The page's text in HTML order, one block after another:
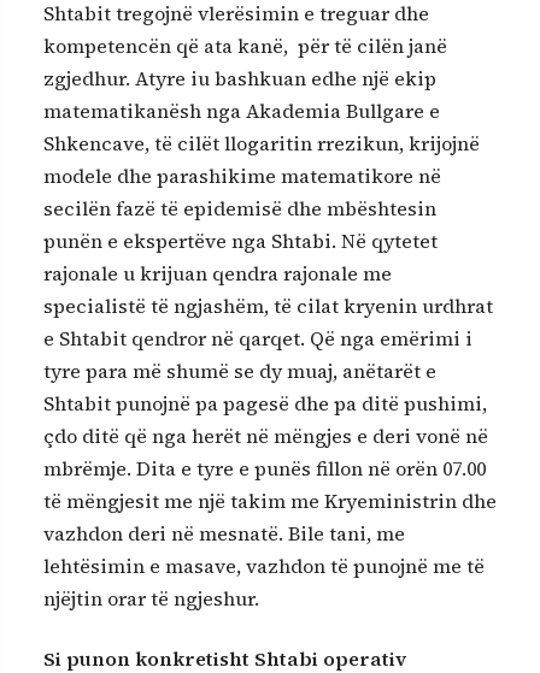
Shtabit tregojnë vlerësimin e treguar dhe
kompetencën që ata kanë, për të cilën janë
zgjedhur. Atyre iu bashkuan edhe një ekip
matematikanësh nga Akademia Bullgare e
Shkencave, të cilët llogaritin rrezikun, krijojnë
modele dhe parashikime matematikore në
secilën fazë të epidemisë dhe mbështesin
punën e ekspertëve nga Shtabi. Në qytetet
rajonale u krijuan qendra rajonale me
specialistë të ngjashëm, të cilat kryenin urdhrat
e Shtabit qendror në qarqet. Që nga emërimi i
tyre para më shumë se dy muaj, anëtarët e
Shtabit punojnë pa pagesë dhe pa ditë pushimi,
çdo ditë që nga herët në mëngjes e deri vonë në
mbrëmje. Dita e tyre e punës fillon në orën 07.00
të mëngjesit me një takim me Kryeministrin dhe
vazhdon deri në mesnatë. Bile tani, me
lehtësimin e masave, vazhdon të punojnë me të
njëjtin orar të ngjeshur.
Si punon konkretisht Shtabi operativ